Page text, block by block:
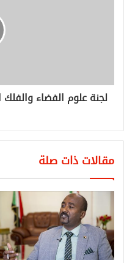
لجنة علوم الفضاء
مقالات ذات صلة